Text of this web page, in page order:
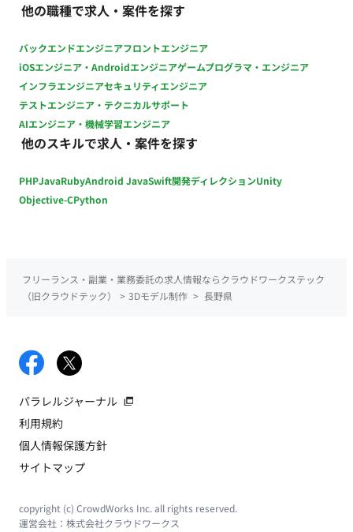
他の職種で求人・案件を探す
バックエンドエンジニアフロントエンジニア
iOSエンジニア・Androidエンジニアゲームプログラマ・エンジニア
インフラエンジニアセキュリティエンジニア
テストエンジニア・テクニカルサポート
AIエンジニア・機械学習エンジニア
他のスキルで求人・案件を探す
PHPJavaRubyAndroid JavaSwift開発ディレクションUnity
Objective-CPython
フリーランス・副業・業務委託の求人情報ならクラウドワークステック
（旧クラウドテック）
> 3Dモデル制作 > 長野県
パラレルジャーナル
利用規約
個人情報保護方針
サイトマップ
copyright (c) CrowdWorks Inc. all rights reserved.
運営会社： 株式会社クラウドワークス